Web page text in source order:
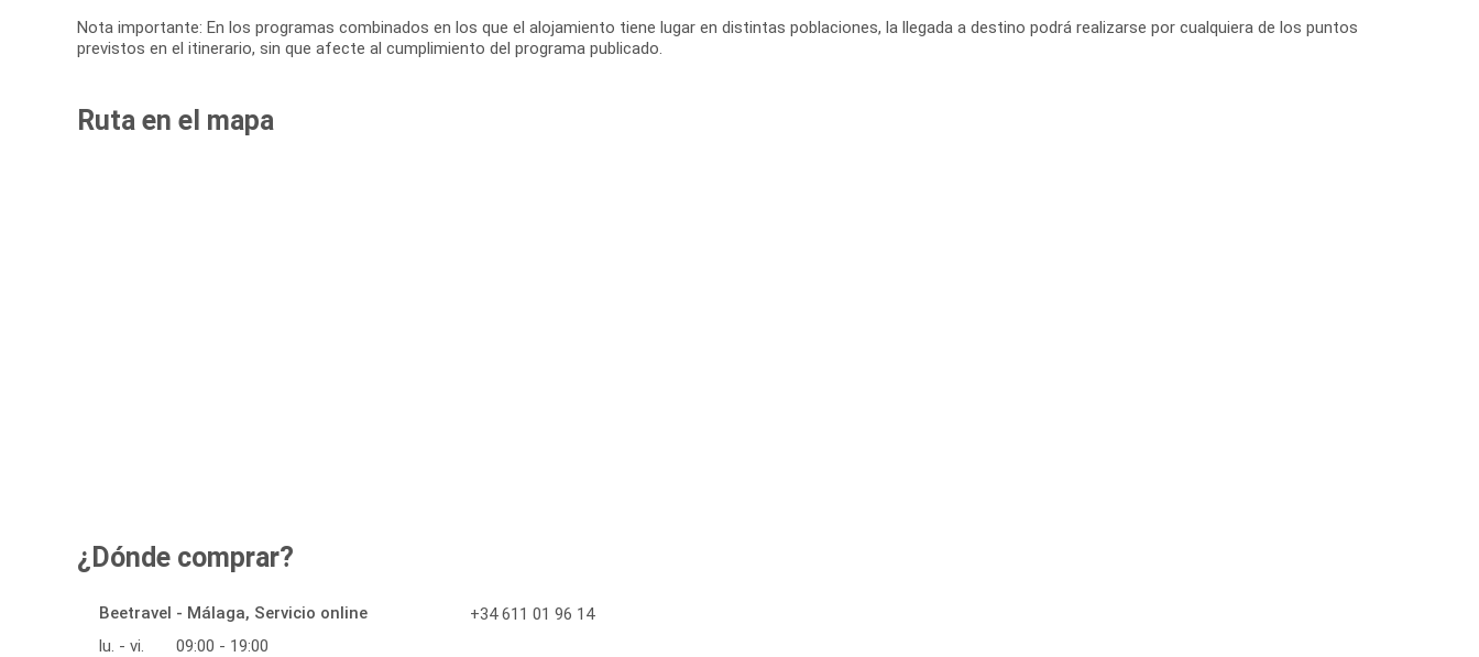
Nota importante: En los programas combinados en los que el alojamiento tiene lugar en distintas poblaciones, la llegada a destino podrá realizarse por cualquiera de los puntos
previstos en el itinerario, sin que afecte al cumplimiento del programa publicado.
Ruta en el mapa
¿Dónde comprar?
Beetravel - Málaga, Servicio online
lu. - vi.
09:00 - 19:00
+34 611 01 96 14